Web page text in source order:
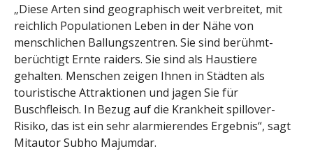
„Diese Arten sind geographisch weit verbreitet, mit
reichlich Populationen Leben in der Nähe von
menschlichen Ballungszentren. Sie sind berühmt-
berüchtigt Ernte raiders. Sie sind als Haustiere
gehalten. Menschen zeigen Ihnen in Städten als
touristische Attraktionen und jagen Sie für
Buschfleisch. In Bezug auf die Krankheit spillover-
Risiko, das ist ein sehr alarmierendes Ergebnis“, sagt
Mitautor Subho Majumdar.